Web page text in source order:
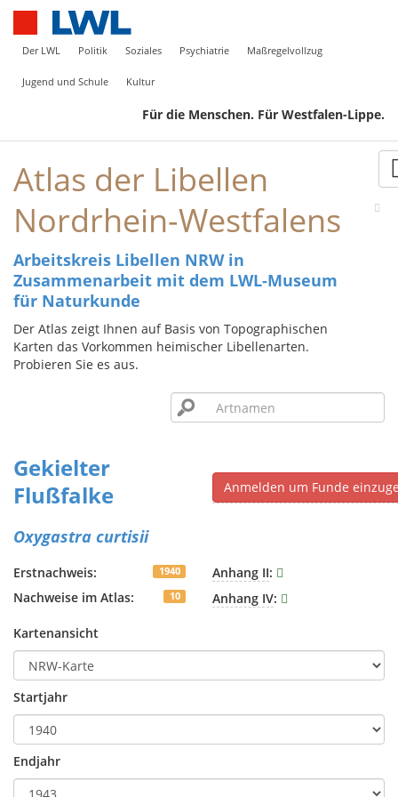
Der LWL Politik Soziales Psychiatrie Maßregelvollzug
Jugend und Schule Kultur
Für die Menschen. Für Westfalen-Lippe.
Atlas der Libellen
Nordrhein-Westfalens
Arbeitskreis Libellen NRW in
Zusammenarbeit mit dem LWL-Museum
für Naturkunde
Der Atlas zeigt Ihnen auf Basis von Topographischen
Karten das Vorkommen heimischer Libellenarten.
Probieren Sie es aus.
Gekielter
Flußfalke
Anmelden um Funde
Oxygastra curtisii
Erstnachweis: 1940
Nachweise im Atlas: 10
Anhang II:
Anhang IV:
Kartenansicht
Startjahr
Endjahr